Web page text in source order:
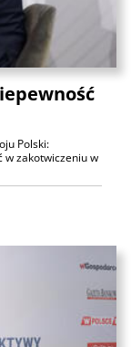
Polski:
w zakotwiczeniu w